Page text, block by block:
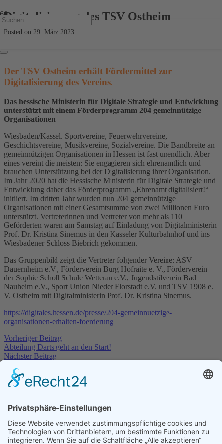
Digitalisierung des TSV Ostheim
Posted on 29. März 2023
Der TSV Ostheim erhält Fördermittel zur
Digitalisierung des Vereins.
Das hessische Ministerin für Digitale Strategie und Entwicklung
unterstützt mit einem Förderprogramm 204 gemeinnützige
Organisationen
Wiesbaden/Kassel. Sportvereine, Feuerwehrvereine,
Geschichtsvereine, Musikvereine, Sozialvereine. Die Bandbreite an
gemeinnützigen Organisationen in Hessen ist fast unendlich. Aber
eines vereint die meisten: Sie engagieren sich ehrenamtlich und
brauchen Unterstützung bei der Digitalisierung ihrer Organisation.
Im Jahr 2020 hat die Hessische Ministerin für Digitale Strategie und
Entwicklung daher das Förderprogramm „Ehrenamt digitalisiert!“
initiiert. Im dritten Jahr wurden nun 204 gemeinnützige
Organisationen mit einer Gesamtsumme von zwei Millionen Euro
unterstützt. Vertreterinnen und Vertreter von mehr als 110
Geförderten waren am Samstag auf Einladung von Digitalministerin
Prof. Dr. Kristina Sinemus in den Kasseler Kulturbahnhof und ins
Wiesbadener Schloss Biebrich gekommen.
Das Gruppenbild zeigt die Vertreter folgender Vereine: ASV
Dauernheim e.V., Förderverein Burg Hofraite e. V., Förderverein
der Sophie Scholl Schule Wetterau e.V., Jugendstilverein Bad
Nauheim e.V., Sport Union Nieder Florstadt e.V. und TSV 1908 e.
V. Ostheim mit Digitalministerin Prof. Dr. Kristina Sinemus.
https://digitales.hessen.de/presse/204-gemeinnuetzige-
organisationen-erhalten-foerderung
Vorheriger Beitrag
Abteilung Darts geht an den Start!
Nächster Beitrag
Neueste Beiträge
SG Hoch-Weisel/Ostheim siegt im Elfmeterschießen
2026
Renovierung Dartraum 05/2026 9. Juni 2026
Die Luft ist raus : Aufstiegstraum geplatzt 9. Juni 2026